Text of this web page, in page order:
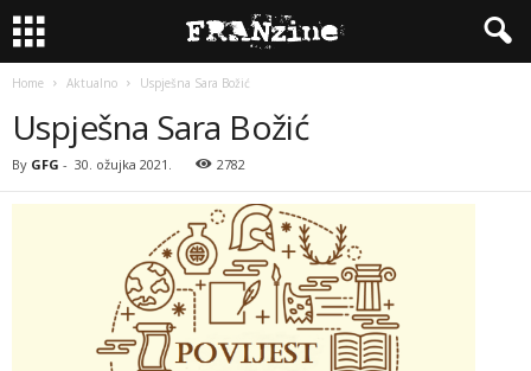
Home Aktualno Uspješna Sara Božić
Uspješna Sara Božić
By GFG - 30. ožujka 2021. 2782